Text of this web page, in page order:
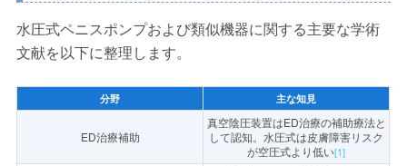
水圧式ペニスポンプおよび類似機器に関する主要な学術
文献を以下に整理します。
分野 主な知見
ED治療補助
真空陰圧装置はED治療の補助療法と
して認知。水圧式は皮膚障害リスク
が空圧式より低い[1]